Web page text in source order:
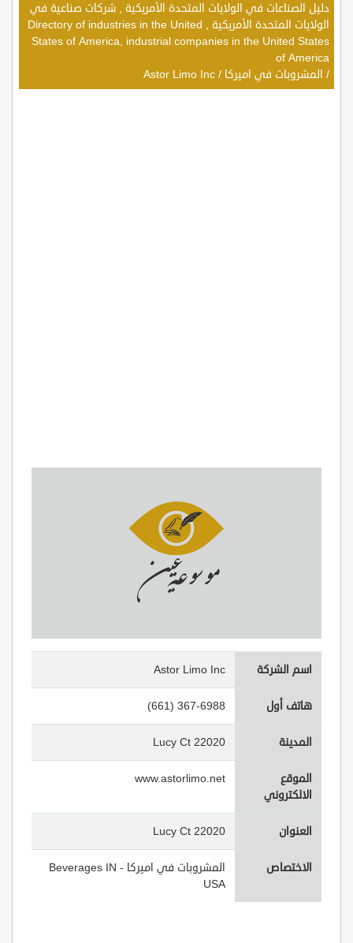
دليل الصناعات في الولايات المتحدة الأمريكية , شركات صناعية في
الولايات المتحدة الأمريكية , Directory of industries in the United
States of America, industrial companies in the United States
of America
/ المشروبات في اميركا /
Astor Limo Inc
اسم الشركة Astor Limo Inc
هاتف أول (661) 367-6988
المدينة 22020 Lucy Ct
الموقع
الالكتروني
www.astorlimo.net
العنوان 22020 Lucy Ct
الاختصاص
المشروبات في اميركا - Beverages IN
USA